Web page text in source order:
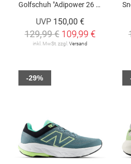
Golfschuh "Adipower 26 Spikeless"
UVP 150,00 €
129,99 € 109,99 €
inkl. MwSt. zzgl. Versand
-29%